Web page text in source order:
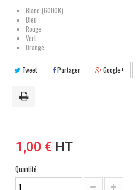
Blanc (6000K)
Bleu
Rouge
Vert
Orange
Tweet Partager Google+
1,00 € HT
Quantité